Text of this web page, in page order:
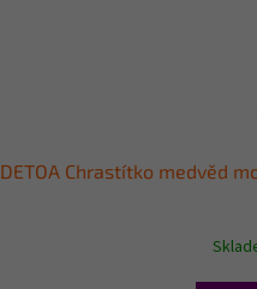
DETOA Chrastítko medvěd